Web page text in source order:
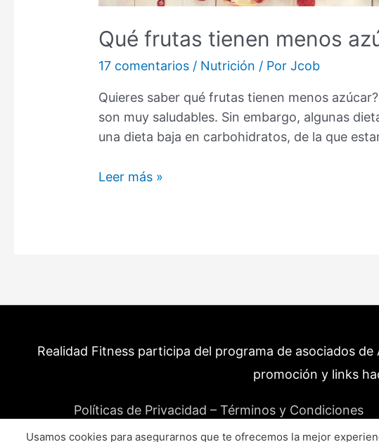
Qué frutas tienen menos
17 comentarios / Nutrición / PorJcob
Quieres saber qué frutas tienen menos
son muy saludables. Sin embargo, algunas
una dieta baja en carbohidratos, de la que
Qué
con
cantidad.
Leer más »
Realidad Fitness participa del programa de asociados
promoción y links
Políticas de Privacidad – Términos y Condiciones
Usamos cookies para asegurarnos que te ofrecemos la mejor